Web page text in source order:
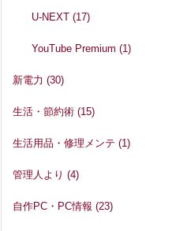
U-NEXT(17)
YouTube Premium(1)
新電力 (30)
生活・節約術 (15)
生活用品・修理メンテ (1)
管理人より (4)
自作PC・PC情報 (23)